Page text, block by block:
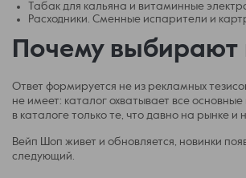
Табак для кальяна и витаминные
Расходники. Сменные испарители и
Почему выбирают
Ответ формируется не из рекламных
не имеет: каталог охватывает все
в каталоге только те, что давно на рынке
Вейп Шоп живет и обновляется, новинки
следующий.